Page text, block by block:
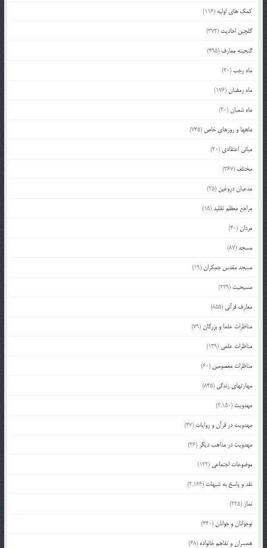
کمک های اولیه (116)
گلچین احادیث (372)
گنجینه معارف (495)
ماه رجب(20)
ماه رمضان(176)
ماه شعبان(20)
ماهها و روزهای خاص (745)
مبانی اعتقادی (20)
مختلف (367)
مدعیان دروغین (25)
مراجع معظم تقلید(15)
مردان(40)
مسجد(87)
مسجد مقدس جمکران(19)
مسیحیت (229)
معارف قرآنی (855)
مناظرات علما و بزرگان(79)
مناظرات علمی (139)
مناظرات معصومین (60)
مهارتهای زندگی (845)
مهدویت (2,150)
مهدویت در قرآن و روایات (47)
مهدویت در مذاهب دیگر (36)
موضوعات اجتماعی (122)
نقد و پاسخ به شبهات (2,166)
نماز (225)
نوجوانان و جوانان(440)
همسران و تفاهم خانواده (68)